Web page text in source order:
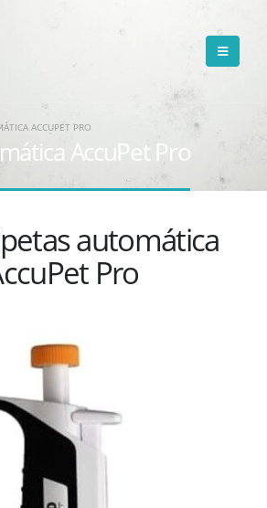
ACCUPET PRO
AccuPet Pro
automática
Pro